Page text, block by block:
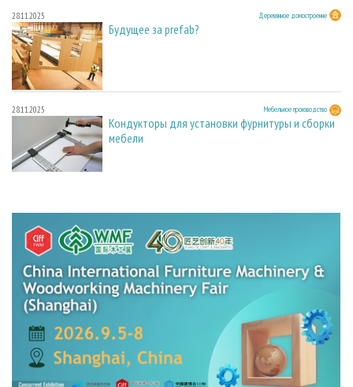
28.11.2025 Деревянное домостроение
Будущее за prefab?
28.11.2025 Мебельное производство
Кондукторы для установки фурнитуры и сборки
мебели